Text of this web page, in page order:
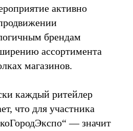
активно
брендам
ассортимента
магазинов.
каждый ритейлер
что для участника
— значит